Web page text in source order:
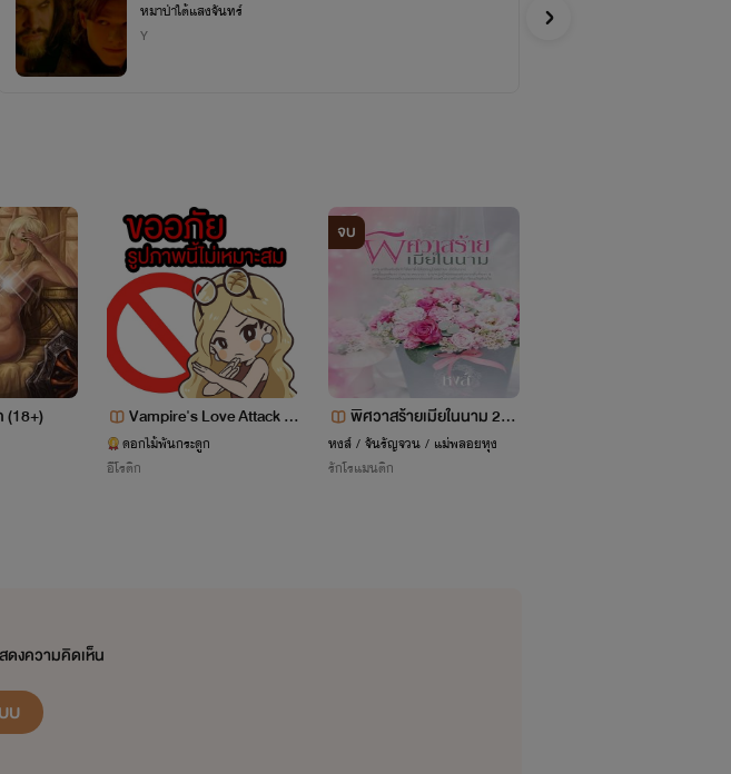
รือ พัน
กมาจริงๆ ก็นะไรท์มันเป็นพวกอารมณ์แปรปรวนง่าย เดี๋ยวดีเดี๋ยวร้ายคล้ายคน
าจจะไม่มีเวลามาอัพนักนะครับเพราะบางวันตอนกลับมาอารมณ์ไรท์จะบูดบ่จอ
เท่านั้น ส่วนเสาร์อาทิตย์ไรท์ก็จะพยายามมาอัพให้อ่านกันนะครับ
ก่ามันเข้าไม่ได้):isaree2545
ยเรื่องไหนก็ทวงมาเลยจ้า
ต่งค้างอยู่แหะๆ
ปอัพเรื่องอื่นต่อด้วย ฉะนั้น อย่าโกรธไรท์เลยนะเพราะแค่นี้ไรท์ก็จะบ้าตายแล้ว
าย
หมาป่าใต้แสงจันทร์
Y
(18+)
Vampire's Love Attack รั
กร้อน ซ่อนกลลวง
ดอกไม้พันกระดูก
อีโรติก
จบ
พิศวาสร้ายเมียในนาม 20+
(นิยายชุดเทพบุตรดีแลนด์)
หงส์ / จันรัญจวน / แม่พลอยหุง
รักโรแมนติก
ดงความคิดเห็น
บ